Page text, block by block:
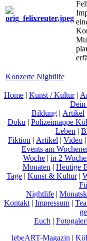
Konzerte Nightlife
Home | Kunst / Kultur|
Dein
Bildung | Artikel
Doku | Polizeimappe
Leben |
Fiktion | Artikel | Video |
Events am
Woche | in 2
Monaten | Heutige
Tage | Kunst & Kultur|
Nightlife |
Kontakt | Impressum |
Euch |
lebeART-Magazin |